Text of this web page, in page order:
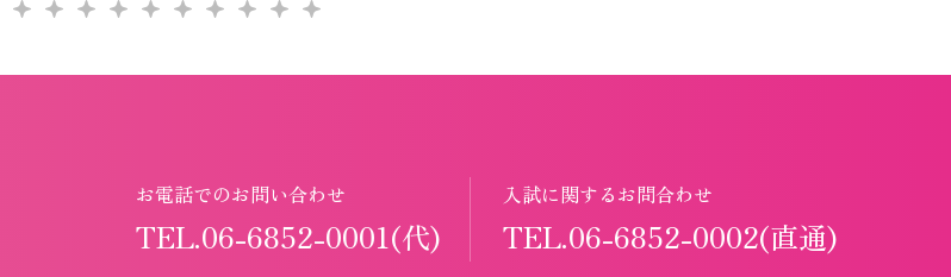
お電話でのお問い合わせ
TEL.06-6852-0001(代)
入試に関するお問合わせ
TEL.06-6852-0002(直通)